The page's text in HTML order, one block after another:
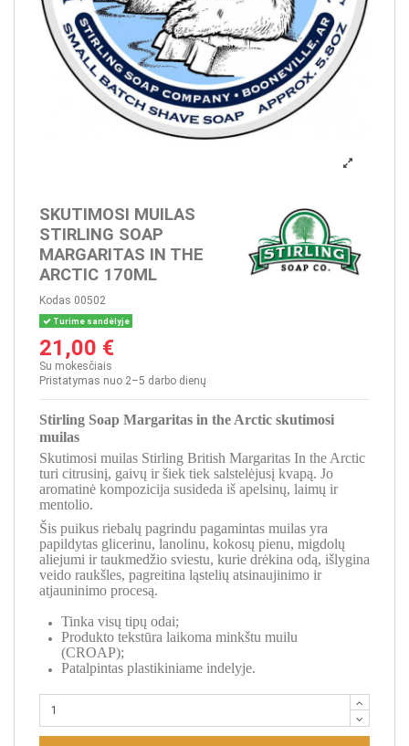
SKUTIMOSI MUILAS
STIRLING SOAP
MARGARITAS IN THE
ARCTIC 170ML
Kodas 00502
Turime sandėlyje
21,00 €
Su mokesčiais
Pristatymas nuo 2–5 darbo dienų
Stirling Soap Margaritas in the Arctic skutimosi
muilas
Skutimosi muilas Stirling British Margaritas In the Arctic
turi citrusinį, gaivų ir šiek tiek salstelėjusį kvapą. Jo
aromatinė kompozicija susideda iš apelsinų, laimų ir
mentolio.
Šis puikus riebalų pagrindu pagamintas muilas yra
papildytas glicerinu, lanolinu, kokosų pienu, migdolų
aliejumi ir taukmedžio sviestu, kurie drėkina odą, išlygina
veido raukšles, pagreitina ląstelių atsinaujinimo ir
atjauninimo procesą.
Tinka visų tipų odai;
Produkto tekstūra laikoma minkštu muilu
(CROAP);
Patalpintas plastikiniame indelyje.